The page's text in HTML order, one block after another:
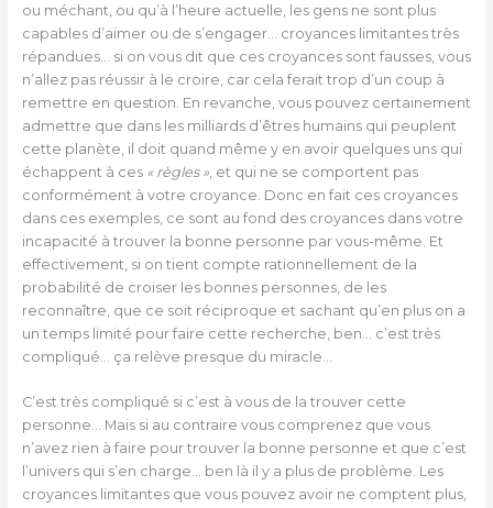
ou méchant, ou qu’à l’heure actuelle, les gens ne sont plus
capables d’aimer ou de s’engager… croyances limitantes très
répandues… si on vous dit que ces croyances sont fausses, vous
n’allez pas réussir à le croire, car cela ferait trop d’un coup à
remettre en question. En revanche, vous pouvez certainement
admettre que dans les milliards d’êtres humains qui peuplent
cette planète, il doit quand même y en avoir quelques uns qui
échappent à ces « règles », et qui ne se comportent pas
conformément à votre croyance. Donc en fait ces croyances
dans ces exemples, ce sont au fond des croyances dans votre
incapacité à trouver la bonne personne par vous-même. Et
effectivement, si on tient compte rationnellement de la
probabilité de croiser les bonnes personnes, de les
reconnaître, que ce soit réciproque et sachant qu’en plus on a
un temps limité pour faire cette recherche, ben… c’est très
compliqué… ça relève presque du miracle…
C’est très compliqué si c’est à vous de la trouver cette
personne… Mais si au contraire vous comprenez que vous
n’avez rien à faire pour trouver la bonne personne et que c’est
l’univers qui s’en charge… ben là il y a plus de problème. Les
croyances limitantes que vous pouvez avoir ne comptent plus,